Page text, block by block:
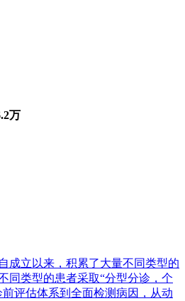
万
成立以来，积累了大量不同类型的
同类型的患者采取“分型分诊，个
评估体系到全面检测病因，从动